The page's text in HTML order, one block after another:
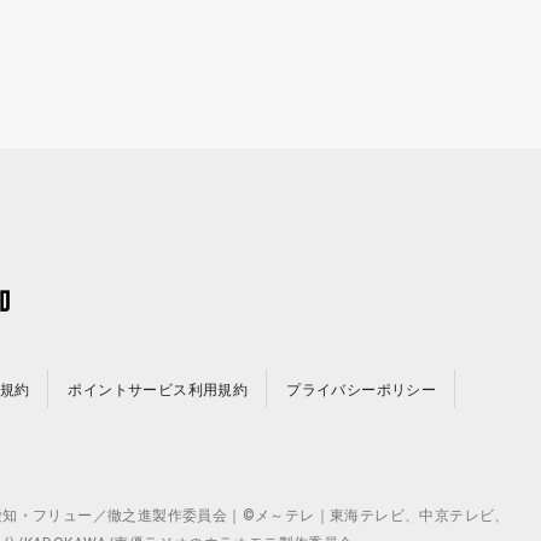
約 ポイントサービス利用規約 プライバシーポリシー
フリュー／徹之進製作委員会｜©メ～テレ｜東海テレビ、中京テレビ、